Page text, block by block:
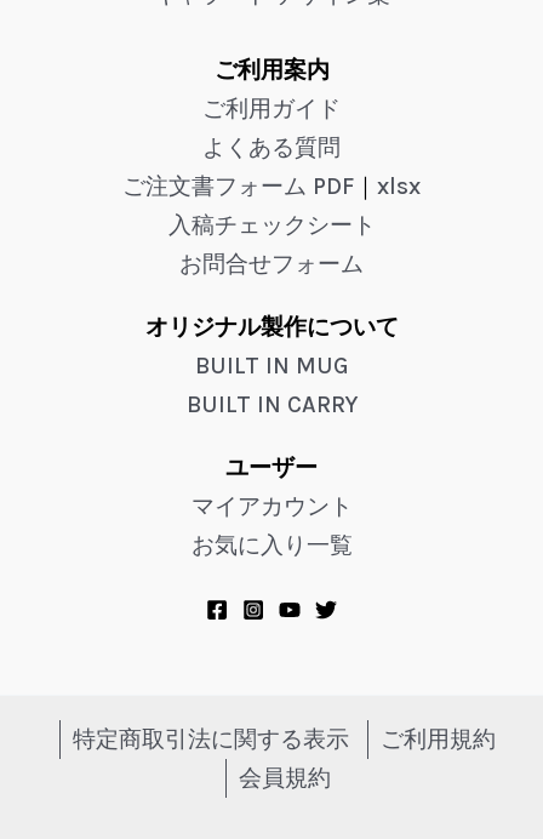
ご利用案内
ご利用ガイド
よくある質問
ご注文書フォーム PDF ｜ xlsx
入稿チェックシート
お問合せフォーム
オリジナル製作について
BUILT IN MUG
BUILT IN CARRY
ユーザー
マイアカウント
お気に入り一覧
特定商取引法に関する表示
ご利用規約
会員規約